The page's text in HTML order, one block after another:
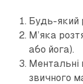
Будь-який
М’яка
або йога).
Ментальні
звичного